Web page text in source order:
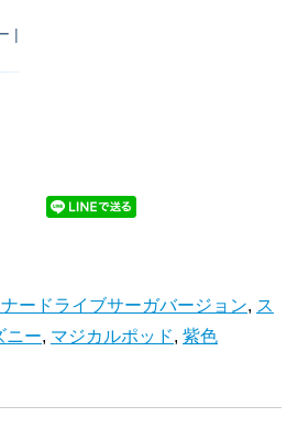
|
ードライブサーガバージョン, ス
ニー, マジカルポッド, 紫色